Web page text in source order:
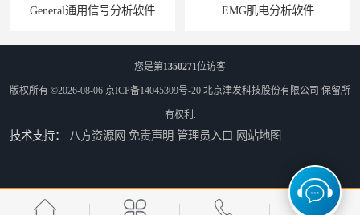
信号分析软件 EMG肌电分析软件
ErgoLAB人机环境同步云平台 OMS材料物理光学属性测量仪
您是第1350271位访客
版权所有 ©2026-08-06 京ICP备14045309号-20 北京津发科技股份有限公司 保留所
有权利.
技术支持： 八方资源网 免责声明 管理员入口 网站地图